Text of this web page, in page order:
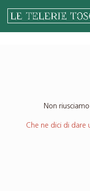
Non
Che ne dici di dare